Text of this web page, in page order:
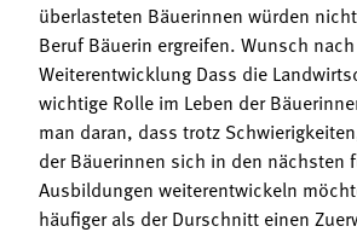
überlasteten Bäuerinnen würden
Beruf Bäuerin ergreifen. Wunsch nach
Weiterentwicklung Dass die
wichtige Rolle im Leben der
man daran, dass trotz
der Bäuerinnen sich in den nächsten
Ausbildungen weiterentwickeln
häufiger als der Durschnitt einen